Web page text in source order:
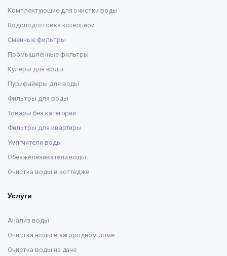
Комплектующие для очистки воды
Водоподготовка котельной
Сменные фильтры
Промышленные фильтры
Кулеры для воды
Пурифайеры для воды
Фильтры для воды
Товары без категории
Фильтры для квартиры
Умягчители воды
Обезжелезиватели воды
Очистка воды в коттедже
Услуги
Анализ воды
Очистка воды в загородном доме
Очистка воды на даче